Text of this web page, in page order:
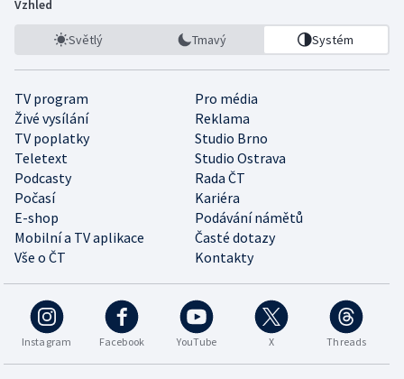
Vzhled
Světlý Tmavý Systém
TV program
Pro média
Živé vysílání
Reklama
TV poplatky
Studio Brno
Teletext
Studio Ostrava
Podcasty
Rada ČT
Počasí
Kariéra
E-shop
Podávání námětů
Mobilní a TV aplikace
Časté dotazy
Vše o ČT
Kontakty
Instagram Facebook YouTube X Threads